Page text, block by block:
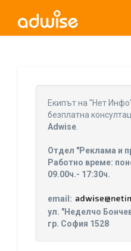
Уважаеми
бихме искали да Ви
прекратява
г
Eкипът на "Нет
безплатна
Adwise.
Отдел "Реклама и
Работно време:
09.00ч.- 17:30ч.
email:
ул. "Неделчо
гр. София 1528